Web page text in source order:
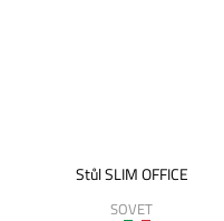
Stůl SLIM OFFICE
SOVET